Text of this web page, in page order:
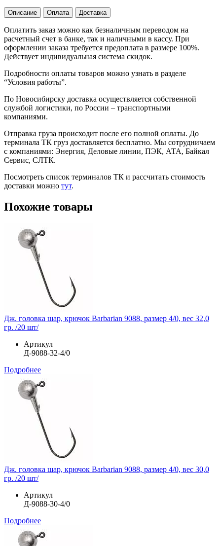
Описание Оплата Доставка
Оплатить заказ можно как безналичным переводом на
расчетный счет в банке, так и наличными в кассу. При
оформлении заказа требуется предоплата в размере 100%.
Действует индивидуальная система скидок.
Подробности оплаты товаров можно узнать в разделе
“Условия работы”.
По Новосибирску доставка осуществляется собственной
службой логистики, по России – транспортными
компаниями.
Отправка груза происходит после его полной оплаты. До
терминала ТК груз доставляется бесплатно. Мы сотрудничаем
с компаниями: Энергия, Деловые линии, ПЭК, АТА, Байкал
Сервис, СЛТК.
Посмотреть список терминалов ТК и рассчитать стоимость
доставки можно тут.
Похожие товары
Дж. головка шар, крючок Barbarian 9088, размер 4/0, вес 32,0
гр. /20 шт/
Артикул
Д-9088-32-4/0
Подробнее
Дж. головка шар, крючок Barbarian 9088, размер 4/0, вес 30,0
гр. /20 шт/
Артикул
Д-9088-30-4/0
Подробнее